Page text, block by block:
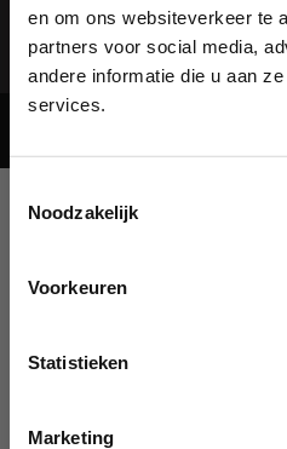
en om ons websiteverkeer te
partners voor social media,
andere informatie die u aan
services.
Noodzakelijk
Voorkeuren
Statistieken
Marketing
Showroom geopend op afspraak